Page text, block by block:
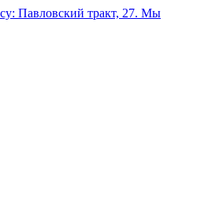
Павловский тракт, 27. Мы